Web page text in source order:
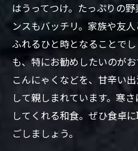
はうってつけ。たっぷりの
ンスもバッチリ。家族や友
ふれるひと時となることで
も、特にお勧めしたいのがお
こんにゃくなどを、甘辛い
して親しまれています。寒
してくれる和食。ぜひ食卓
ごしましょう。